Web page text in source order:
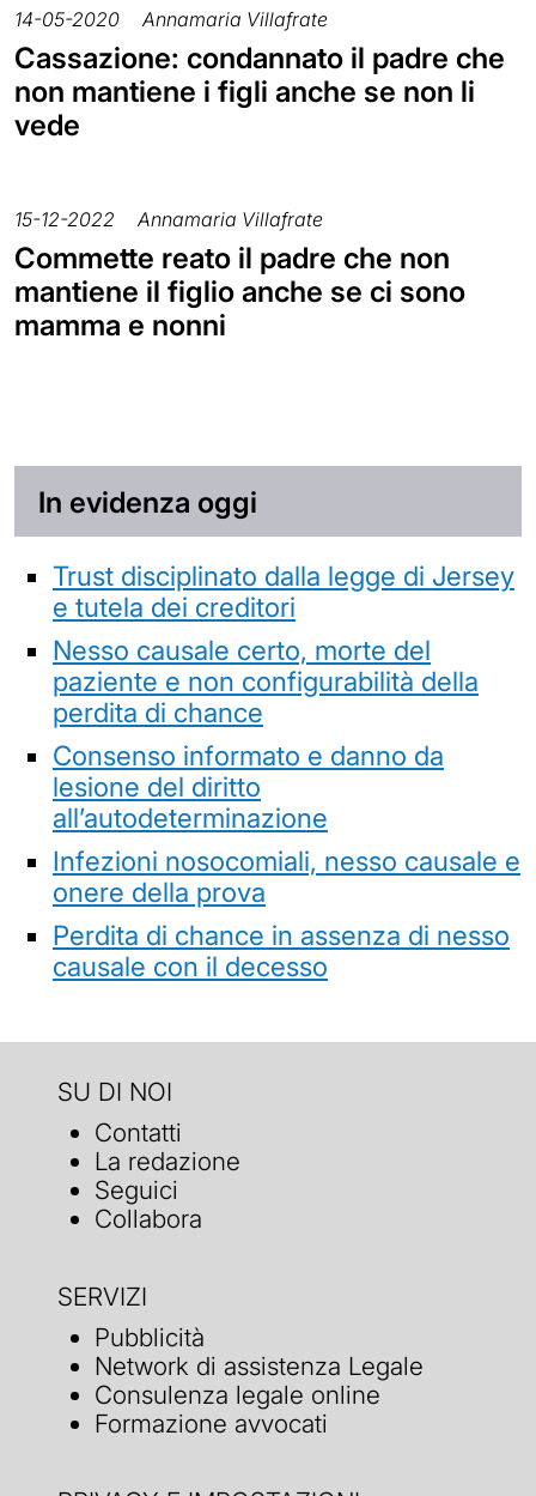
14-05-2020 Annamaria Villafrate
Cassazione: condannato il padre che
non mantiene i figli anche se non li
vede
15-12-2022 Annamaria Villafrate
Commette reato il padre che non
mantiene il figlio anche se ci sono
mamma e nonni
In evidenza oggi
Trust disciplinato dalla legge di Jersey
e tutela dei creditori
Nesso causale certo, morte del
paziente e non configurabilità della
perdita di chance
Consenso informato e danno da
lesione del diritto
all’autodeterminazione
Infezioni nosocomiali, nesso causale e
onere della prova
Perdita di chance in assenza di nesso
causale con il decesso
SU DI NOI
Contatti
La redazione
Seguici
Collabora
SERVIZI
Pubblicità
Network di assistenza Legale
Consulenza legale online
Formazione avvocati